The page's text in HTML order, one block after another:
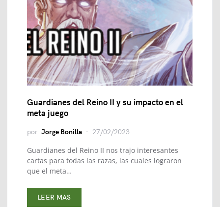
Guardianes del Reino II y su impacto en el
meta juego
por Jorge Bonilla 27/02/2023
Guardianes del Reino II nos trajo interesantes
cartas para todas las razas, las cuales lograron
que el meta…
LEER MAS